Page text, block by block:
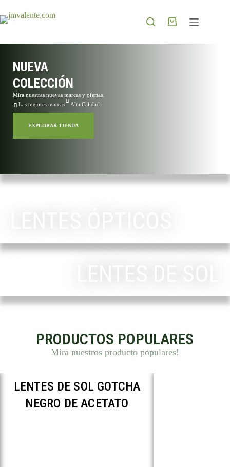
NUEVA
COLECCIÓN
Mira nuestras nuevas marcas y ofertas.
Las mejores marcas
Alta Calidad
EXPLORAR TIENDA
PRODUCTOS POPULARES
Mira nuestros producto populares!
LENTES DE SOL GOTCHA
NEGRO DE ACETATO